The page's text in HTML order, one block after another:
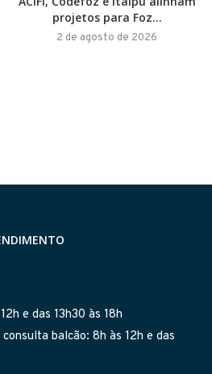
projetos para Foz...
2 de agosto de 2026
e das 13h30 às 18h
balcão: 8h às 12h e das